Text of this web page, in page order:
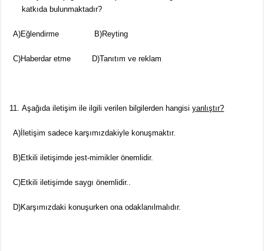
katkıda bulunmaktadır?
A)Eğlendirme B)Reyting
C)Haberdar etme D)Tanıtım ve reklam
Aşağıda iletişim ile ilgili verilen bilgilerden hangisiyanlıştır?
A)İletişim sadece karşımızdakiyle konuşmaktır.
B)Etkili iletişimde jest-mimikler önemlidir.
C)Etkili iletişimde saygı önemlidir..
D)Karşımızdaki konuşurken ona odaklanılmalıdır.